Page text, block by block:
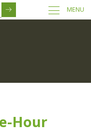
MENU
Hour